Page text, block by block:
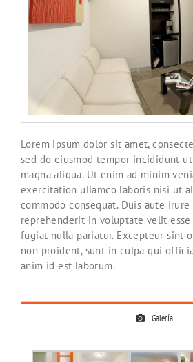
Lorem ipsum dolor sit amet,
sed do eiusmod tempor incididunt
magna aliqua. Ut enim ad minim
exercitation ullamco laboris nisi ut
commodo consequat. Duis aute
reprehenderit in voluptate velit
fugiat nulla pariatur. Excepteur sint
non proident, sunt in culpa qui
anim id est laborum.
Galería